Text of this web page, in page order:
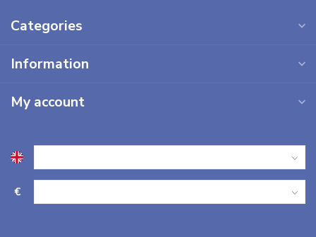
Categories
Information
My account
€